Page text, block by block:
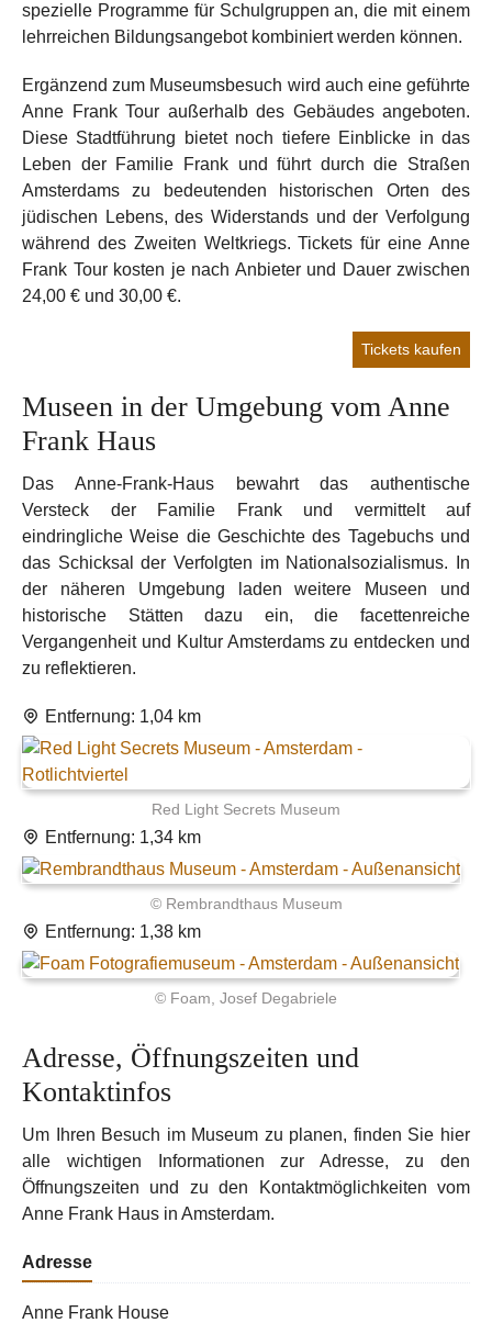
spezielle Programme für Schulgruppen an, die mit einem
lehrreichen Bildungsangebot kombiniert werden können.
Ergänzend zum Museumsbesuch wird auch eine geführte
Anne Frank Tour außerhalb des Gebäudes angeboten.
Diese Stadtführung bietet noch tiefere Einblicke in das
Leben der Familie Frank und führt durch die Straßen
Amsterdams zu bedeutenden historischen Orten des
jüdischen Lebens, des Widerstands und der Verfolgung
während des Zweiten Weltkriegs. Tickets für eine Anne
Frank Tour kosten je nach Anbieter und Dauer zwischen
24,00 € und 30,00 €.
Tickets kaufen
Museen in der Umgebung vom Anne
Frank Haus
Das Anne-Frank-Haus bewahrt das authentische
Versteck der Familie Frank und vermittelt auf
eindringliche Weise die Geschichte des Tagebuchs und
das Schicksal der Verfolgten im Nationalsozialismus. In
der näheren Umgebung laden weitere Museen und
historische Stätten dazu ein, die facettenreiche
Vergangenheit und Kultur Amsterdams zu entdecken und
zu reflektieren.
Entfernung: 1,04 km
Red Light Secrets Museum
Entfernung: 1,34 km
© Rembrandthaus Museum
Entfernung: 1,38 km
© Foam, Josef Degabriele
Adresse, Öffnungszeiten und
Kontaktinfos
Um Ihren Besuch im Museum zu planen, finden Sie hier
alle wichtigen Informationen zur Adresse, zu den
Öffnungszeiten und zu den Kontaktmöglichkeiten vom
Anne Frank Haus in Amsterdam.
Adresse
Anne Frank House